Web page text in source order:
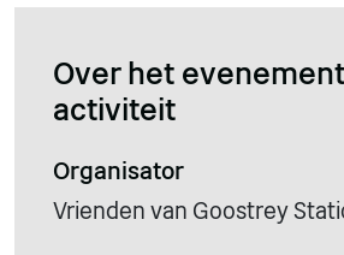
Over het
activiteit
Organisator
Vrienden van Goostrey